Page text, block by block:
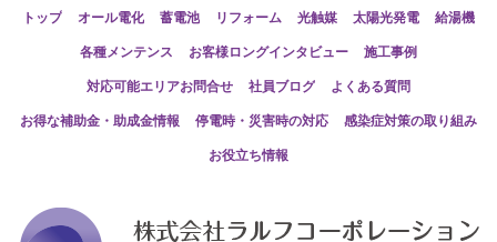
トップ オール電化 蓄電池 リフォーム 光触媒 太陽光発電 給湯機
各種メンテンス お客様ロングインタビュー 施工事例
対応可能エリアお問合せ 社員ブログ よくある質問
お得な補助金・助成金情報 停電時・災害時の対応 感染症対策の取り組み
お役立ち情報